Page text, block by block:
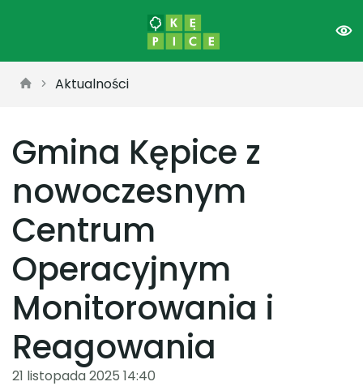
Aktualności
Gmina Kępice z
nowoczesnym
Centrum
Operacyjnym
Monitorowania i
Reagowania
21 listopada 2025 14:40